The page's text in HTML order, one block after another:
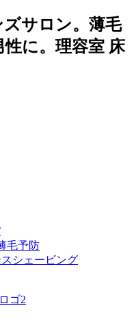
ズサロン。薄毛
に。理容室 床
毛予防
シェービング